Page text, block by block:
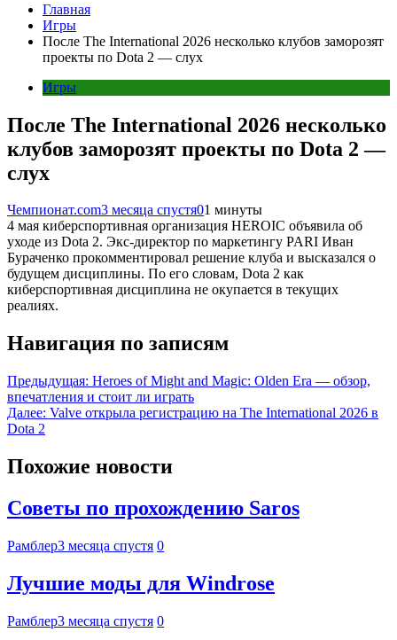
Главная
Игры
После The International 2026 несколько клубов заморозят
проекты по Dota 2 — слух
Игры
После The International 2026 несколько
клубов заморозят проекты по Dota 2 —
слух
Чемпионат.com3 месяца спустя01 минуты
4 мая киберспортивная организация HEROIC объявила об
уходе из Dota 2. Экс-директор по маркетингу PARI Иван
Бураченко прокомментировал решение клуба и высказался о
будущем дисциплины. По его словам, Dota 2 как
киберспортивная дисциплина не окупается в текущих
реалиях.
Навигация по записям
Предыдущая: Heroes of Might and Magic: Olden Era — обзор,
впечатления и стоит ли играть
Далее: Valve открыла регистрацию на The International 2026 в
Dota 2
Похожие новости
Советы по прохождению Saros
Рамблер3 месяца спустя 0
Лучшие моды для Windrose
Рамблер3 месяца спустя 0